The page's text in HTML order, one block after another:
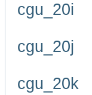
cgu_20i
cgu_20j
cgu_20k